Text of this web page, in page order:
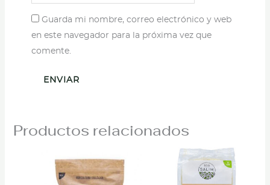
Guarda mi nombre, correo electrónico y web
en este navegador para la próxima vez que
comente.
Productos relacionados